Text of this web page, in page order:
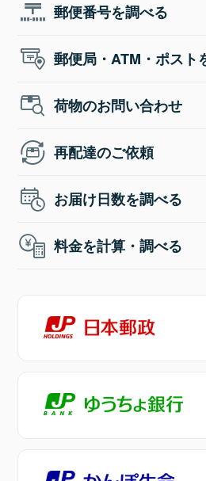
郵便番号を調べる
郵便局・ATM・ポスト
荷物のお問い合わせ
再配達のご依頼
お届け日数を調べる
料金を計算・調べる